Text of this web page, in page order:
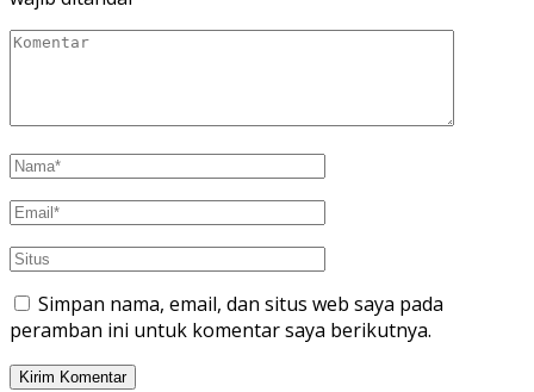
Simpan nama, email, dan situs web saya pada
peramban ini untuk komentar saya berikutnya.